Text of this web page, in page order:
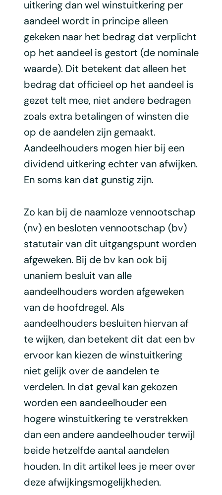
uitkering dan wel winstuitkering per
aandeel wordt in principe alleen
gekeken naar het bedrag dat verplicht
op het aandeel is gestort (de nominale
waarde). Dit betekent dat alleen het
bedrag dat officieel op het aandeel is
gezet telt mee, niet andere bedragen
zoals extra betalingen of winsten die
op de aandelen zijn gemaakt.
Aandeelhouders mogen hier bij een
dividend uitkering echter van afwijken.
En soms kan dat gunstig zijn.
Zo kan bij de naamloze vennootschap
(nv) en besloten vennootschap (bv)
statutair van dit uitgangspunt worden
afgeweken. Bij de bv kan ook bij
unaniem besluit van alle
aandeelhouders worden afgeweken
van de hoofdregel. Als
aandeelhouders besluiten hiervan af
te wijken, dan betekent dit dat een bv
ervoor kan kiezen de winstuitkering
niet gelijk over de aandelen te
verdelen. In dat geval kan gekozen
worden een aandeelhouder een
hogere winstuitkering te verstrekken
dan een andere aandeelhouder terwijl
beide hetzelfde aantal aandelen
houden. In dit artikel lees je meer over
deze afwijkingsmogelijkheden.